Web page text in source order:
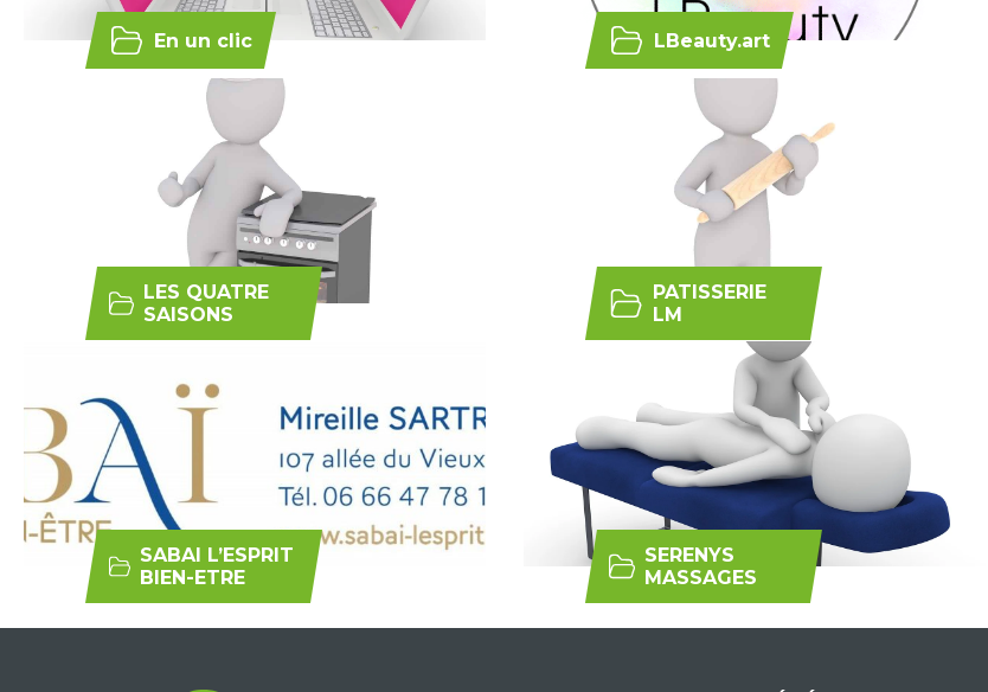
En un clic LBeauty.art
LES QUATRE
SAISONS
PATISSERIE
LM
SABAI L’ESPRIT
BIEN-ETRE
SERENYS
MASSAGES